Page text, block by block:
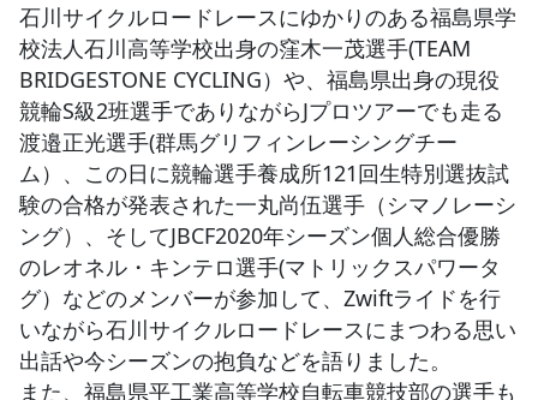
石川サイクルロードレースにゆかりのある福島県学
校法人石川高等学校出身の窪木一茂選手(TEAM
BRIDGESTONE CYCLING）や、福島県出身の現役
競輪S級2班選手でありながらJプロツアーでも走る
渡邉正光選手(群馬グリフィンレーシングチー
ム）、この日に競輪選手養成所121回生特別選抜試
験の合格が発表された一丸尚伍選手（シマノレーシ
ング）、そしてJBCF2020年シーズン個人総合優勝
のレオネル・キンテロ選手(マトリックスパワータ
グ）などのメンバーが参加して、Zwiftライドを行
いながら石川サイクルロードレースにまつわる思い
出話や今シーズンの抱負などを語りました。
また、福島県平工業高等学校自転車競技部の選手も